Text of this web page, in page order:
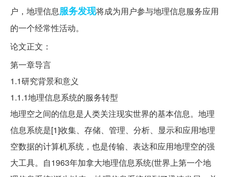
户，地理信息服务发现将成为用户参与地理信息服务应用
的一个经常性活动。
论文正文：
第一章导言
1.1研究背景和意义
1.1.1地理信息系统的服务转型
地理空之间的信息是人类关注现实世界的基本信息。地理
信息系统是[1]收集、存储、管理、分析、显示和应用地理
空数据的计算机系统，也是传输、表达和应用地理空的强
大工具。自1963年加拿大地理信息系统(世界上第一个地